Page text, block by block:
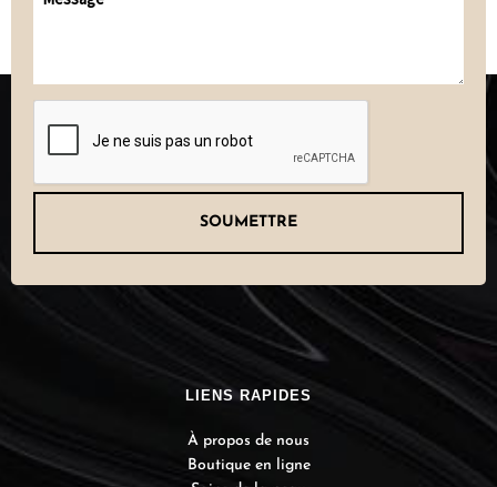
(Nécessaire)
LIENS RAPIDES
À propos de nous
Boutique en ligne